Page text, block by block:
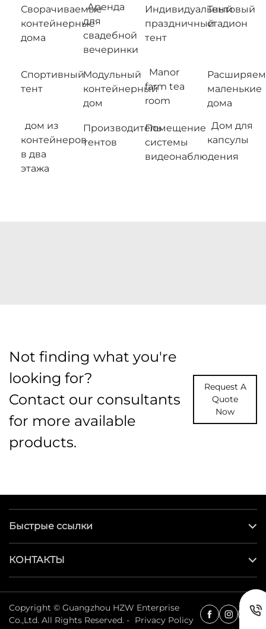
Сворачиваемые
контейнерные
дома
Аренда
для
свадебной
вечеринки
Индивидуальный
праздничный
тент
Тентовый
стадион
Спортивный
тент
Модульный
контейнерный
дом
Manor
farm tea
room
маленькие
дома
дом из
контейнеров
в два
этажа
Производитель
тентов
Помещение
системы
видеонаблюдения
Дом для
капсулы
Not finding what you're
looking for?
Contact our consultants
for more available
products.
Request A
Quote
Now
Быстрые ссылки
КОНТАКТЫ
Copyright © Guangzhou HZW Enterprise
Co.,Ltd. All Rights Reserved. - Privacy Policy